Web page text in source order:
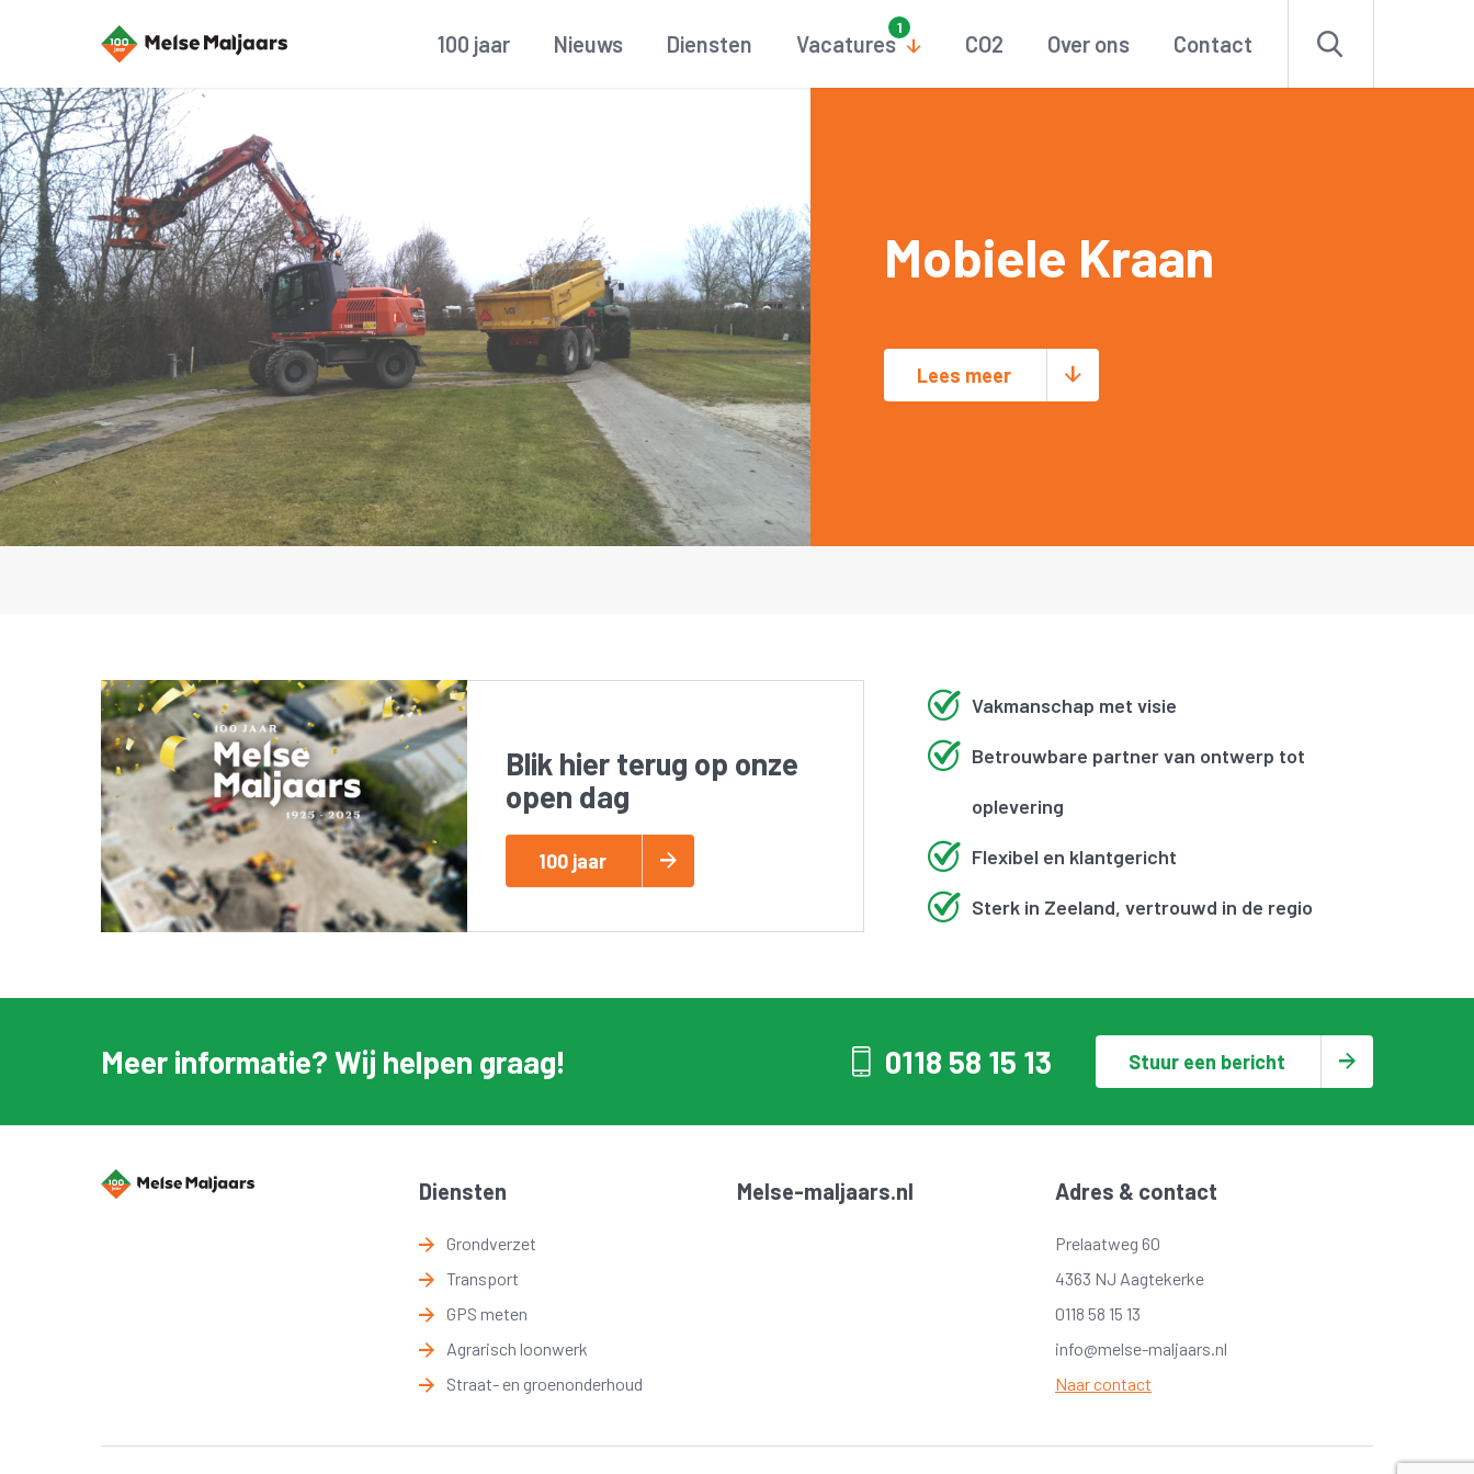
100 jaar Nieuws Diensten Vacatures CO2 Over ons Contact
Mobiele Kraan
Lees meer
Blik hier terug op onze
open dag
100 jaar
Vakmanschap met visie
Betrouwbare partner van ontwerp tot
oplevering
Flexibel en klantgericht
Sterk in Zeeland, vertrouwd in de regio
Meer informatie? Wij helpen graag! 0118 58 15 13 Stuur een bericht
Diensten
Grondverzet
Transport
GPS meten
Agrarisch loonwerk
Straat- en groenonderhoud
Melse-maljaars.nl Adres & contact
Prelaatweg 60
4363 NJ Aagtekerke
0118 58 15 13
info@melse-maljaars.nl
Naar contact